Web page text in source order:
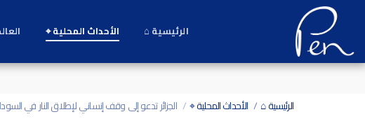
Date and time 7/8/2026 3:1:15 التاريخ والوقت
الرئيسية ⌂ الأحداث المحلية ⌖
الرئيسية ⌂ الأحداث المحلية ⌖ الجزائر تدعو إلى وقف إنساني لإطلاق النار في